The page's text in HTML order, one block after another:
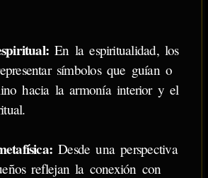
En la espiritualidad, los
símbolos que guían o
hacia la armonía interior y el
Desde una perspectiva
reflejan la conexión con